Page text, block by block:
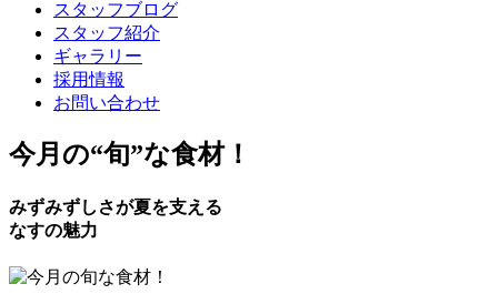
スタッフブログ
スタッフ紹介
ギャラリー
採用情報
お問い合わせ
今月の“旬”な食材！
みずみずしさが夏を支える
なすの魅力